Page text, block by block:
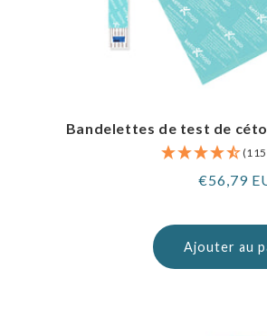
Bandelettes de test de
Prix
€56,79
Ajouter au